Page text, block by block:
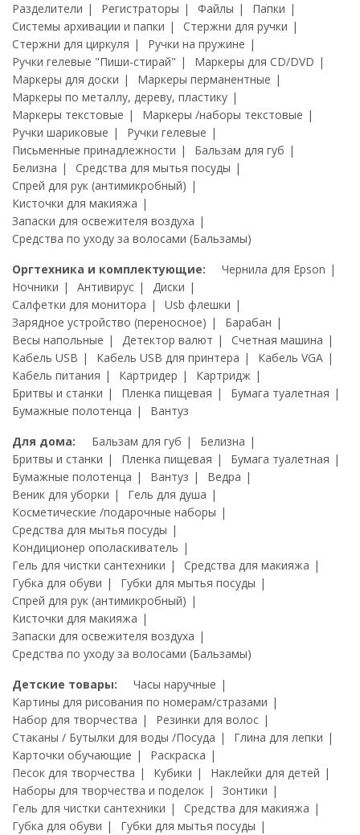
Разделители
Регистраторы Файлы
Папки
Системы архивации и папки
Стержни для ручки
Стержни для циркуля
Ручки на пружине
Ручки гелевые "Пиши-стирай"
Маркеры для CD/DVD
Маркеры для доски
Маркеры перманентные
Маркеры по металлу, дереву, пластику
Маркеры текстовые
Маркеры /наборы текстовые
Ручки шариковые
Ручки гелевые
Письменные принадлежности
Бальзам для губ
Белизна
Средства для мытья посуды
Спрей для рук (антимикробный)
Кисточки для макияжа
Запаски для освежителя воздуха
Средства по уходу за волосами (Бальзамы)
Оргтехника и комплектующие:
Чернила для Epson
Ночники
Антивирус
Диски
Салфетки для монитора
Usb флешки
Зарядное устройство (переносное)
Барабан
Весы напольные
Детектор валют
Счетная машина
Кабель USB
Кабель USB для принтера
Кабель VGA
Кабель питания
Картридер
Картридж
Бритвы и станки
Пленка пищевая
Бумага туалетная
Бумажные полотенца
Вантуз
Для дома:
Бальзам для губ
Белизна
Бритвы и станки
Пленка пищевая
Бумага туалетная
Бумажные полотенца
Вантуз
Ведра
Веник для уборки
Гель для душа
Косметические /подарочные наборы
Средства для мытья посуды
Кондиционер ополаскиватель
Гель для чистки сантехники
Средства для макияжа
Губка для обуви
Губки для мытья посуды
Спрей для рук (антимикробный)
Кисточки для макияжа
Запаски для освежителя воздуха
Средства по уходу за волосами (Бальзамы)
Детские товары:
Часы наручные
Картины для рисования по номерам/стразами
Набор для творчества
Резинки для волос
Стаканы / Бутылки для воды /Посуда
Глина для лепки
Карточки обучающие
Раскраска
Песок для творчества
Кубики
Наклейки для детей
Наборы для творчества и поделок
Зонтики
Гель для чистки сантехники
Средства для макияжа
Губка для обуви
Губки для мытья посуды